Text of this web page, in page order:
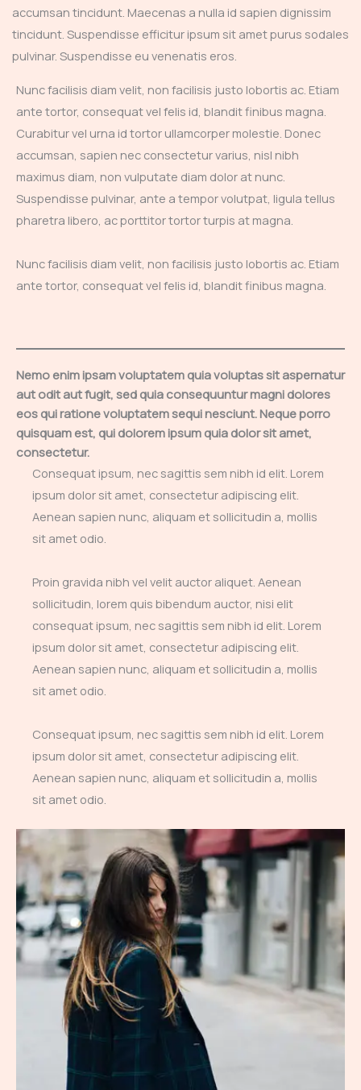
accumsan tincidunt. Maecenas a nulla id sapien dignissim
tincidunt. Suspendisse efficitur ipsum sit amet purus sodales
pulvinar. Suspendisse eu venenatis eros.
Nunc facilisis diam velit, non facilisis justo lobortis ac. Etiam
ante tortor, consequat vel felis id, blandit finibus magna.
Curabitur vel urna id tortor ullamcorper molestie. Donec
accumsan, sapien nec consectetur varius, nisl nibh
maximus diam, non vulputate diam dolor at nunc.
Suspendisse pulvinar, ante a tempor volutpat, ligula tellus
pharetra libero, ac porttitor tortor turpis at magna.
Nunc facilisis diam velit, non facilisis justo lobortis ac. Etiam
ante tortor, consequat vel felis id, blandit finibus magna.
Nemo enim ipsam voluptatem quia voluptas sit aspernatur
aut odit aut fugit, sed quia consequuntur magni dolores
eos qui ratione voluptatem sequi nesciunt. Neque porro
quisquam est, qui dolorem ipsum quia dolor sit amet,
consectetur.
Consequat ipsum, nec sagittis sem nibh id elit. Lorem
ipsum dolor sit amet, consectetur adipiscing elit.
Aenean sapien nunc, aliquam et sollicitudin a, mollis
sit amet odio.
Proin gravida nibh vel velit auctor aliquet. Aenean
sollicitudin, lorem quis bibendum auctor, nisi elit
consequat ipsum, nec sagittis sem nibh id elit. Lorem
ipsum dolor sit amet, consectetur adipiscing elit.
Aenean sapien nunc, aliquam et sollicitudin a, mollis
sit amet odio.
Consequat ipsum, nec sagittis sem nibh id elit. Lorem
ipsum dolor sit amet, consectetur adipiscing elit.
Aenean sapien nunc, aliquam et sollicitudin a, mollis
sit amet odio.